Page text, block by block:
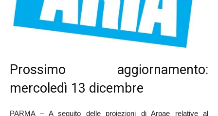
Prossimo aggiornamento:
mercoledì 13 dicembre
PARMA – A seguito delle proiezioni di Arpae relative al